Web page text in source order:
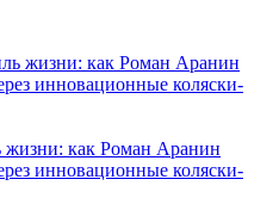
жизни: как Роман Аранин
инновационные коляски-